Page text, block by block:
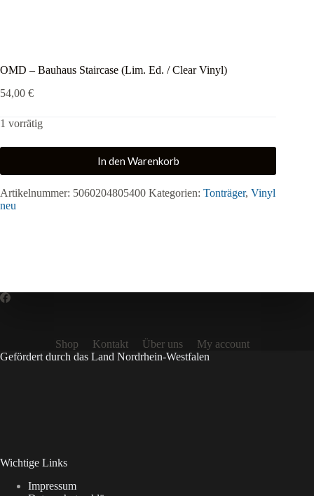
OMD – Bauhaus Staircase (Lim. Ed. / Clear Vinyl)
54,00 €
1 vorrätig
In den Warenkorb
Artikelnummer: 5060204805400 Kategorien: Tonträger, Vinyl
neu
Shop Kontakt Über uns
My account
Gefördert durch das Land Nordrhein-Westfalen
Wichtige Links
Impressum